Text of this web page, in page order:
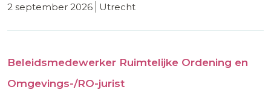
2 september 2026 utrecht
Beleidsmedewerker Ruimtelijke Ordening en
Omgevings-/RO-jurist